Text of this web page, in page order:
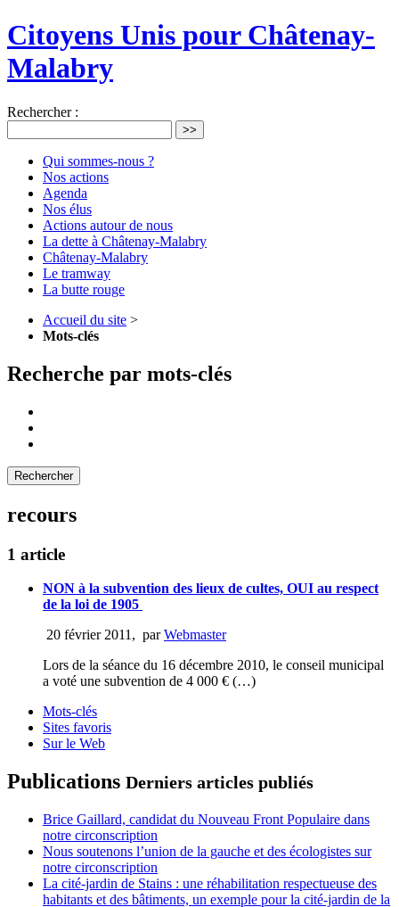
Citoyens Unis pour Châtenay-
Malabry
Rechercher :
>>
Qui sommes-nous ?
Nos actions
Agenda
Nos élus
Actions autour de nous
La dette à Châtenay-Malabry
Châtenay-Malabry
Le tramway
La butte rouge
Accueil du site >
Mots-clés
Recherche par mots-clés
recours
1 article
NON à la subvention des lieux de cultes, OUI au respect
de la loi de 1905
20 février 2011 , parWebmaster
Lors de la séance du 16 décembre 2010, le conseil municipal
a voté une subvention de 4 000 € (…)
Mots-clés
Sites favoris
Sur le Web
Publications Derniers articles publiés
Brice Gaillard, candidat du Nouveau Front Populaire dans
notre circonscription
Nous soutenons l’union de la gauche et des écologistes sur
notre circonscription
La cité-jardin de Stains : une réhabilitation respectueuse des
habitants et des bâtiments, un exemple pour la cité-jardin de la